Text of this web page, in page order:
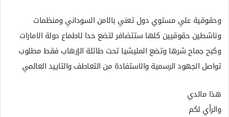
وحقوقية علي مستوي دول تعني بالامن السوداني ومنظمات
وناشطين حقوقيين كلها ستتضافر لتضع حدا لاطماع دولة الامارات
وكبح جماح شرها وتضع المليشيا تحت طائلة الإرهاب فقط مطلوب
تواصل الجهود الرسمية والاستفادة من التعاطف والتاييد العالمي
هذا مالدي
والرأي لكم